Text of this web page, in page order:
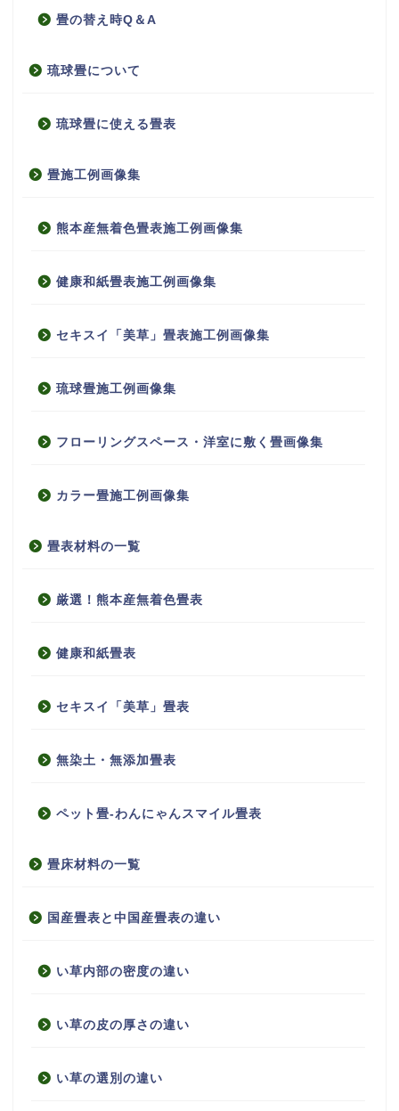
畳の替え時Q＆A
琉球畳について
琉球畳に使える畳表
畳施工例画像集
熊本産無着色畳表施工例画像集
健康和紙畳表施工例画像集
セキスイ「美草」畳表施工例画像集
琉球畳施工例画像集
フローリングスペース・洋室に敷く畳画像集
カラー畳施工例画像集
畳表材料の一覧
厳選！熊本産無着色畳表
健康和紙畳表
セキスイ「美草」畳表
無染土・無添加畳表
ペット畳-わんにゃんスマイル畳表
畳床材料の一覧
国産畳表と中国産畳表の違い
い草内部の密度の違い
い草の皮の厚さの違い
い草の選別の違い